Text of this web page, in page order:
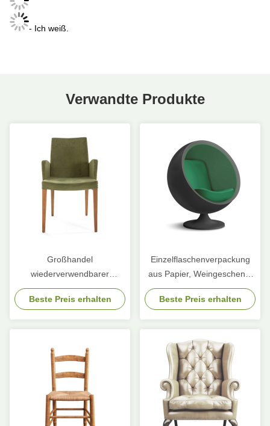
- Ich weiß.
Verwandte Produkte
Großhandel
wiederverwendbarer
Schüttkarton mit Kraftpapier-
Weinbeutel für Weinflaschen
Beste Preis erhalten
Einzelflaschenverpackung
aus Papier, Weingeschenk-
Glasbeutel, 2 Flaschen
schwarzen Wein,
Beste Preis erhalten